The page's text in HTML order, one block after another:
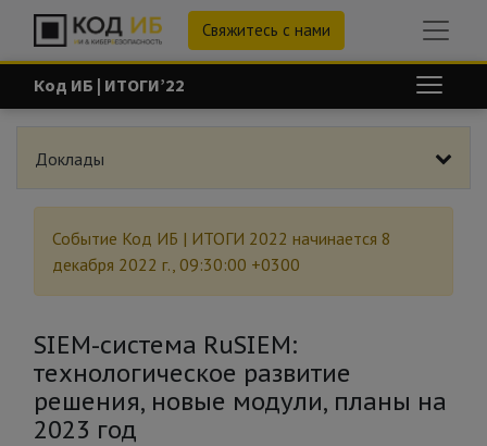
Свяжитесь с нами
Код ИБ | ИТОГИ’22
Доклады
Событие Код ИБ | ИТОГИ 2022 начинается 8
декабря 2022 г., 09:30:00 +0300
SIEM-система RuSIEM:
технологическое развитие
решения, новые модули, планы на
2023 год